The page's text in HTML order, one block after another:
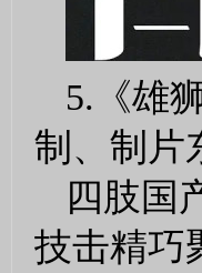
5.《雄
制、制片
四肢国
技击精巧